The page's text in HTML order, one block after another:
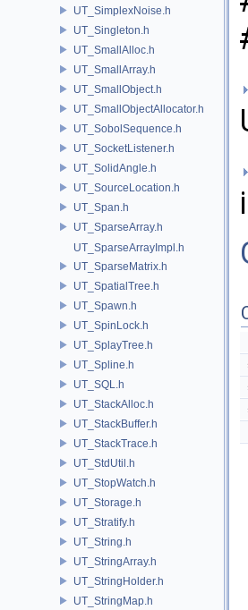
UT_SimplexNoise.h
UT_Singleton.h
UT_SmallAlloc.h
UT_SmallArray.h
UT_SmallObject.h
UT_SmallObjectAllocator.h
UT_SobolSequence.h
UT_SocketListener.h
UT_SolidAngle.h
UT_SourceLocation.h
UT_Span.h
UT_SparseArray.h
UT_SparseArrayImpl.h
UT_SparseMatrix.h
UT_SpatialTree.h
UT_Spawn.h
UT_SpinLock.h
UT_SplayTree.h
UT_Spline.h
UT_SQL.h
UT_StackAlloc.h
UT_StackBuffer.h
UT_StackTrace.h
UT_StdUtil.h
UT_StopWatch.h
UT_Storage.h
UT_Stratify.h
UT_String.h
UT_StringArray.h
UT_StringHolder.h
UT_StringMap.h